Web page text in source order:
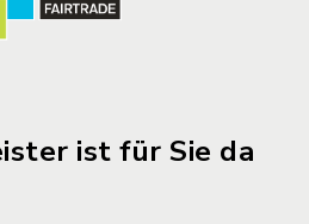
ist für Sie da